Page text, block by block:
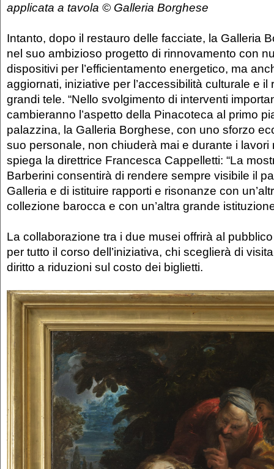
applicata a tavola © Galleria Borghese
Intanto, dopo il restauro delle facciate, la Galleria
nel suo ambizioso progetto di rinnovamento con
dispositivi per l’efficientamento energetico, ma
aggiornati, iniziative per l’accessibilità culturale e il
grandi tele. “Nello svolgimento di interventi
cambieranno l’aspetto della Pinacoteca al primo
palazzina, la Galleria Borghese, con uno sforzo
suo personale, non chiuderà mai e durante i lavori
spiega la direttrice Francesca Cappelletti: “La
Barberini consentirà di rendere sempre visibile il
Galleria e di istituire rapporti e risonanze con
collezione barocca e con un’altra grande
La collaborazione tra i due musei offrirà al
per tutto il corso dell’iniziativa, chi sceglierà di
diritto a riduzioni sul costo dei biglietti.